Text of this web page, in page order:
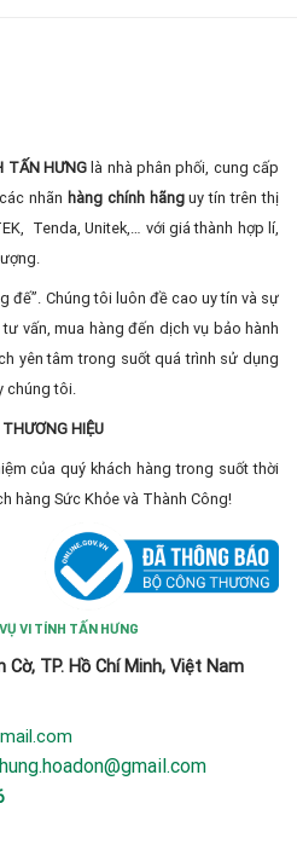
TẤN HƯNGlà nhà phân phối, cung cấp
nhãn hàng chính hãnguy tín trên thị
Tenda, Unitek,… với giá thành hợp lí,
đế”. Chúng tôi luôn đề cao uy tín và sự
vấn, mua hàng đến dịch vụ bảo hành
yên tâm trong suốt quá trình sử dụng
chúng tôi.
HIỆU
của quý khách hàng trong suốt thời
hàng Sức Khỏe và Thành Công!
VI TÍNH TẤN HƯNG
TP. Hồ Chí Minh, Việt Nam